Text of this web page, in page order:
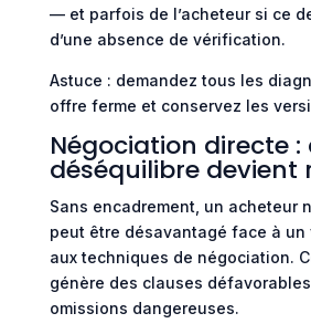
— et parfois de l’acheteur si ce
d’une absence de vérification.
Astuce : demandez tous les
offre ferme et conservez les
Négociation directe
déséquilibre devient
Sans encadrement, un acheteur
peut être désavantagé face à un
aux techniques de négociation.
génère des clauses
omissions dangereuses.